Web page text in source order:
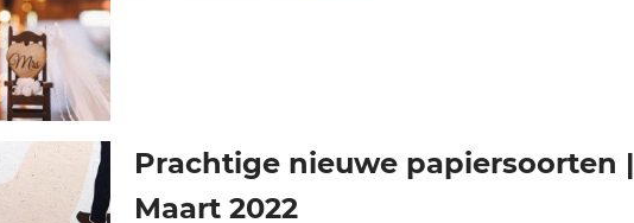
Prachtige nieuwe papiersoorten |
Maart 2022